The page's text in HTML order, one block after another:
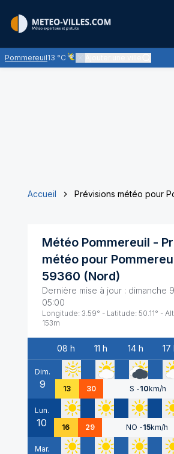
Pommereuil13 °C
Ciel voilé par des nuages
Accueil Prévisions météo pour
Météo Pommereuil -
météo pour
59360 (Nord)
Dernière mise à jour : dimanche
05:00
Longitude: 3.59° - Latitude: 50.11° -
153m
Date
08 h 11 h 14 h 17
Dim.
9 13 30 S -10km/h
Lun.
10 16 29 NO -15km/h
Mar.